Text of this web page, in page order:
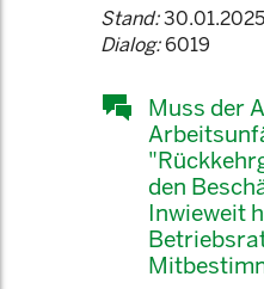
Stand:30.01.2025
Dialog:6019
Muss der
den
Inwieweit